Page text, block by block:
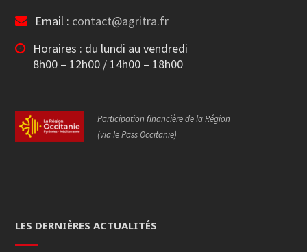
Email : contact@agritra.fr
Horaires : du lundi au vendredi
8h00 – 12h00 / 14h00 – 18h00
Participation financière de la Région
(via le Pass Occitanie)
LES DERNIÈRES ACTUALITÉS